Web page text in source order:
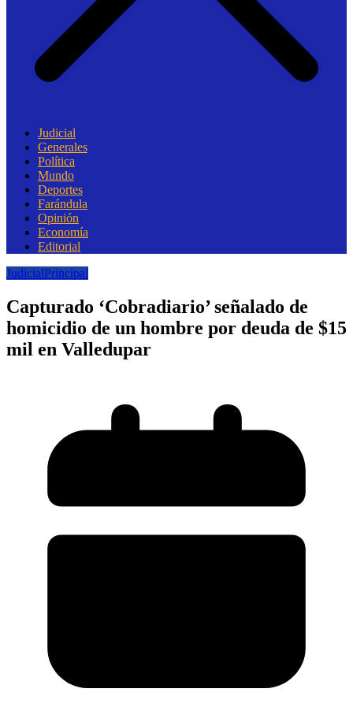
Judicial
Generales
Política
Mundo
Deportes
Farándula
Opinión
Economía
Editorial
JudicialPrincipal
Capturado ‘Cobradiario’ señalado de
homicidio de un hombre por deuda de $15
mil en Valledupar